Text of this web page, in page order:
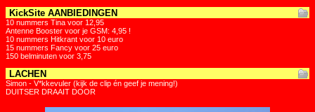
KickSite AANBIEDINGEN
10 nummers Tina voor 12,95
Antenne Booster voor je GSM: 4,95 !
10 nummers Hitkrant voor 10 euro
15 nummers Fancy voor 25 euro
150 belminuten voor 3,75
LACHEN
Simon - V*kkevuler (kijk de clip én geef je mening!)
DUITSER DRAAIT DOOR